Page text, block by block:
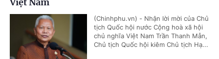
(Chinhphu.vn) - Nhận lời mời của Chủ
tịch Quốc hội nước Cộng hoà xã hội
chủ nghĩa Việt Nam Trần Thanh Mẫn,
Chủ tịch Quốc hội kiêm Chủ tịch Hạ...